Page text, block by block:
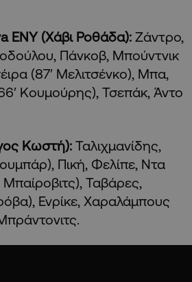
ENY (Χάβι Ροθάδα): Ζάντρο,
Πάνκοβ, Μπούντνικ
(87′ Μελιτσένκο), Μπα,
Κουμούρης), Τσεπάκ, Άντο
Κωστή): Ταλιχμανίδης,
Πική, Φελίπε, Ντα
Μπαίροβιτς), Ταβάρες,
Ενρίκε, Χαραλάμπους